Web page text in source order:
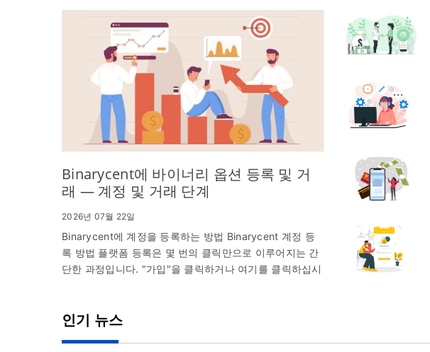
Binarycent에 바이너리 옵션 등록 및 거
래 — 계정 및 거래 단계
2026년 07월 22일
Binarycent에 계정을 등록하는 방법 Binarycent 계정 등
록 방법 플랫폼 등록은 몇 번의 클릭만으로 이루어지는 간
단한 과정입니다. "가입"을 클릭하거나 여기를 클릭하십시
인기 뉴스